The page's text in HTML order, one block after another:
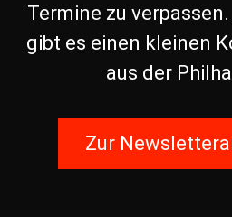
Termine zu
gibt es einen kleinen
aus der
Zur